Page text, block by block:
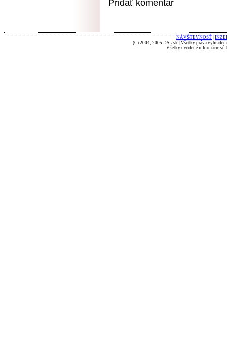
NÁVŠTEVNOSŤ
(C) 2004, 2005 DSL.sk | Všetky práva
Všetky uvedené informácie sú